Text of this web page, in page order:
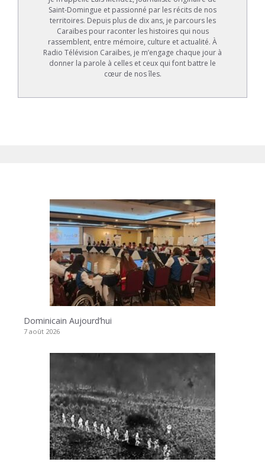
Saint-Domingue et passionné par les récits de nos
territoires. Depuis plus de dix ans, je parcours les
Caraïbes pour raconter les histoires qui nous
rassemblent, entre mémoire, culture et actualité. À
Radio Télévision Caraïbes, je m’engage chaque jour à
donner la parole à celles et ceux qui font battre le
cœur de nos îles.
Dominicain Aujourd’hui
7 août 2026